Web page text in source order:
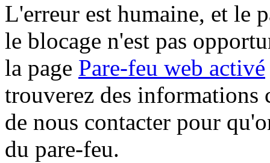
L'erreur est humaine, et le
le blocage n'est pas
la page Pare-feu web activé
trouverez des informations
de nous contacter pour
du pare-feu.